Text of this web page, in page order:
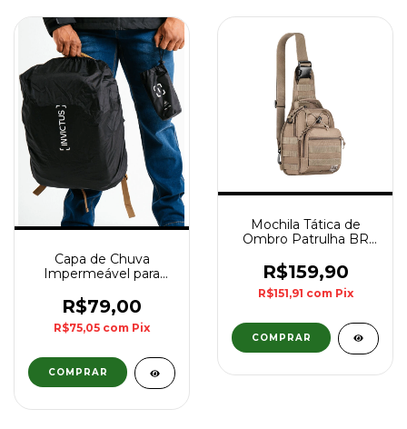
Capa de Chuva
Impermeável para
40L Invictus - Preto
R$79,00
R$75,05 com Pix
Mochila Tática de
Ombro Patrulha BR
R$159,90
R$151,91 com Pix
COMPRAR